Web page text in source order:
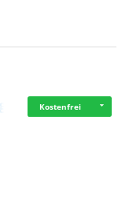
Kostenfrei